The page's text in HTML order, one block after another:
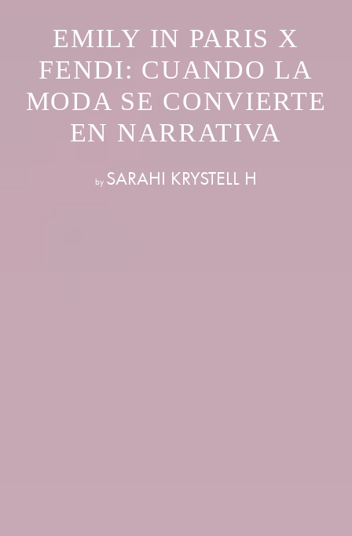
EMILY IN PARIS X
FENDI: CUANDO LA
MODA SE CONVIERTE
EN NARRATIVA
by SARAHI KRYSTELL H